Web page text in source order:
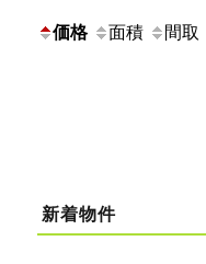
価格 面積 間取
新着物件